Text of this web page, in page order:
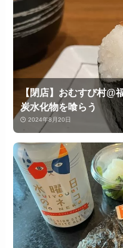
【閉店】おむすび村@
炭水化物を喰らう
2024年8月20日